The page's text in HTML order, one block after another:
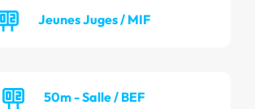
Jeunes Juges / MIF
50m - Salle / BEF